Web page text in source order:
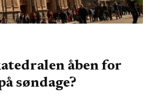
åben for
søndage?